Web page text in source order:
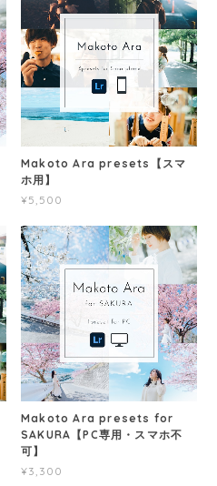
Makoto Ara presets【スマ
ホ用】
¥5,500
Makoto Ara presets for
SAKURA【PC専用・スマホ不
可】
¥3,300